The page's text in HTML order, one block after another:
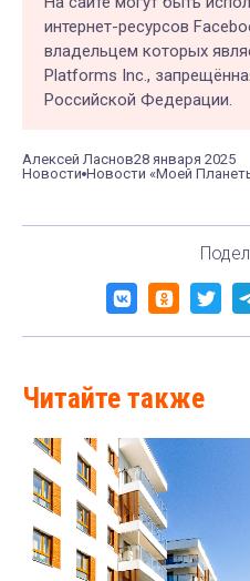
интернет-ресурсов
владельцем которых
Platforms Inc.,
Российской Федерации.
Алексей Ласнов28 января 2025
Новости Новости «Моей
Читайте также